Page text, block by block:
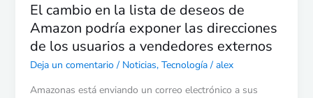
El cambio en la lista de deseos de
Amazon podría exponer las direcciones
de los usuarios a vendedores externos
Deja un comentario / Noticias, Tecnología/ alex
Amazonas está enviando un correo electrónico a sus
en
la
lista
de
deseos
de